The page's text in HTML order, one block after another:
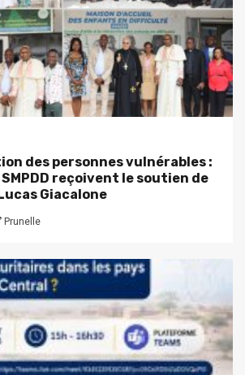
des personnes vulnérables :
SMPDD reçoivent le soutien de
Giacalone
Prunelle